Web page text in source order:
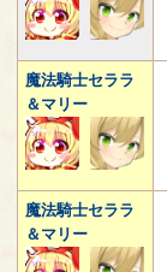
魔法騎士セララ
＆マリー
魔法騎士セララ
＆マリー